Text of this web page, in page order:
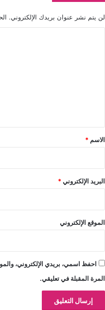
لن يتم نشر عنوان بريدك الإلكتروني.
*
الاسم *
البريد الإلكتروني*
الموقع الإلكتروني
احفظ اسمي، بريدي الإلكتروني،
المرة المقبلة في تعليقي.